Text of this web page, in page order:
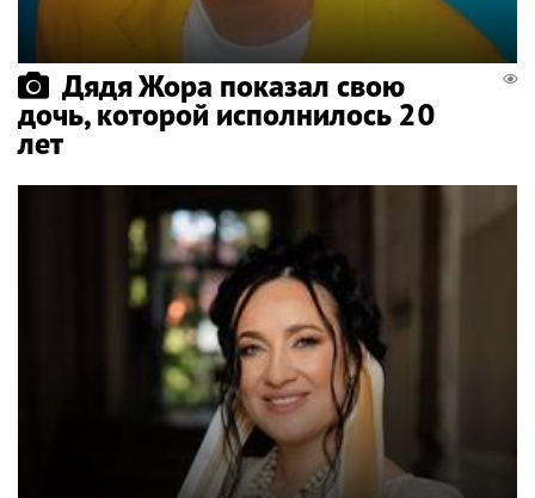
Дядя Жора показал свою
дочь, которой исполнилось 20
лет